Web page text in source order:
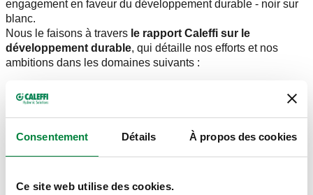
Consentement Détails À propos des cookies
Ce site web utilise des cookies.
engagement en faveur du développement durable - noir sur
blanc.
Nous le faisons à travers le rapport Caleffi sur le
développement durable, qui détaille nos efforts et nos
ambitions dans les domaines suivants :
gestion de l'eau
la sécurité sur le lieu de travail
la formation et le développement des employés
Mais avant tout, il s'agit deresponsabilité